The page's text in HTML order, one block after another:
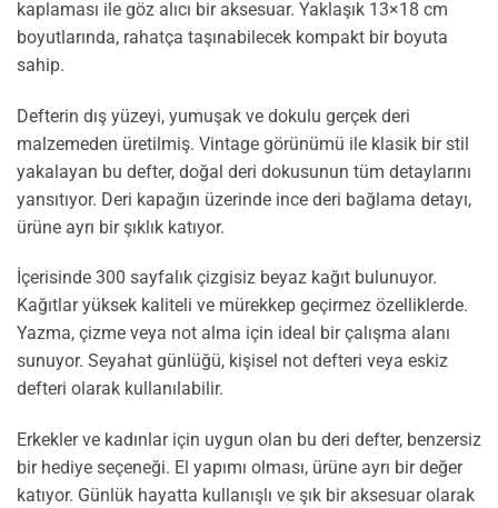
kaplaması ile göz alıcı bir aksesuar. Yaklaşık 13×18 cm
boyutlarında, rahatça taşınabilecek kompakt bir boyuta
sahip.
Defterin dış yüzeyi, yumuşak ve dokulu gerçek deri
malzemeden üretilmiş. Vintage görünümü ile klasik bir stil
yakalayan bu defter, doğal deri dokusunun tüm detaylarını
yansıtıyor. Deri kapağın üzerinde ince deri bağlama detayı,
ürüne ayrı bir şıklık katıyor.
İçerisinde 300 sayfalık çizgisiz beyaz kağıt bulunuyor.
Kağıtlar yüksek kaliteli ve mürekkep geçirmez özelliklerde.
Yazma, çizme veya not alma için ideal bir çalışma alanı
sunuyor. Seyahat günlüğü, kişisel not defteri veya eskiz
defteri olarak kullanılabilir.
Erkekler ve kadınlar için uygun olan bu deri defter, benzersiz
bir hediye seçeneği. El yapımı olması, ürüne ayrı bir değer
katıyor. Günlük hayatta kullanışlı ve şık bir aksesuar olarak